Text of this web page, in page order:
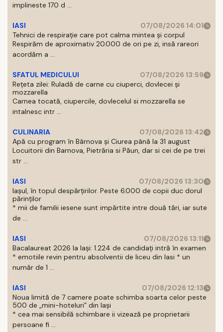
implineste 170 d ...
IASI
07/08/2026 14:01
Tehnici de respirație care pot calma mintea și corpul
Respirăm de aproximativ 20.000 de ori pe zi, insă rareori
acordăm a ...
SFATUL MEDICULUI
07/08/2026 13:59
Rețeta zilei: Ruladă de carne cu ciuperci, dovlecei și
mozzarella
Carnea tocată, ciupercile, dovlecelul si mozzarella se
intalnesc intr ...
CULINARIA
07/08/2026 13:42
Apă cu program în Bârnova și Ciurea până la 31 august
Locuitorii din Barnova, Pietrăria si Păun, dar si cei de pe trei
str ...
IASI
07/08/2026 13:30
Iașul, în topul despărțirilor. Peste 6.000 de copii duc dorul
părinților
* mii de familii iesene sunt impărtite intre două tări, iar sute
de ...
IASI
07/08/2026 13:11
Bacalaureat 2026 la Iași: 1.224 de candidați intră în examen
* emotiile revin pentru absolventii de liceu din Iasi * un
număr de 1 ...
IASI
07/08/2026 12:13
Noua limită de 7 camere poate schimba soarta celor peste
500 de „mini-hoteluri” din Iași
* cea mai sensibilă schimbare ii vizează pe proprietarii
persoane fi ...